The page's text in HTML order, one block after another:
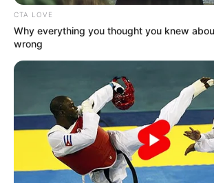
CTA LOVE
Why everything you thought you knew
wrong